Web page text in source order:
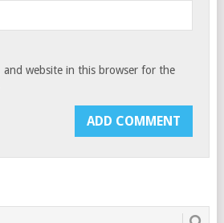
and website in this browser for the